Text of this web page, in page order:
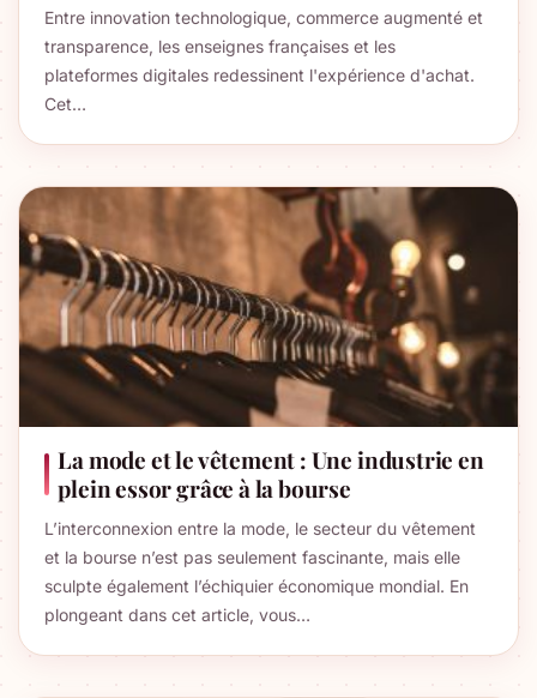
Entre innovation technologique, commerce augmenté et
transparence, les enseignes françaises et les
plateformes digitales redessinent l'expérience d'achat.
Cet…
La mode et le vêtement : Une industrie en
plein essor grâce à la bourse
L’interconnexion entre la mode, le secteur du vêtement
et la bourse n’est pas seulement fascinante, mais elle
sculpte également l’échiquier économique mondial. En
plongeant dans cet article, vous…